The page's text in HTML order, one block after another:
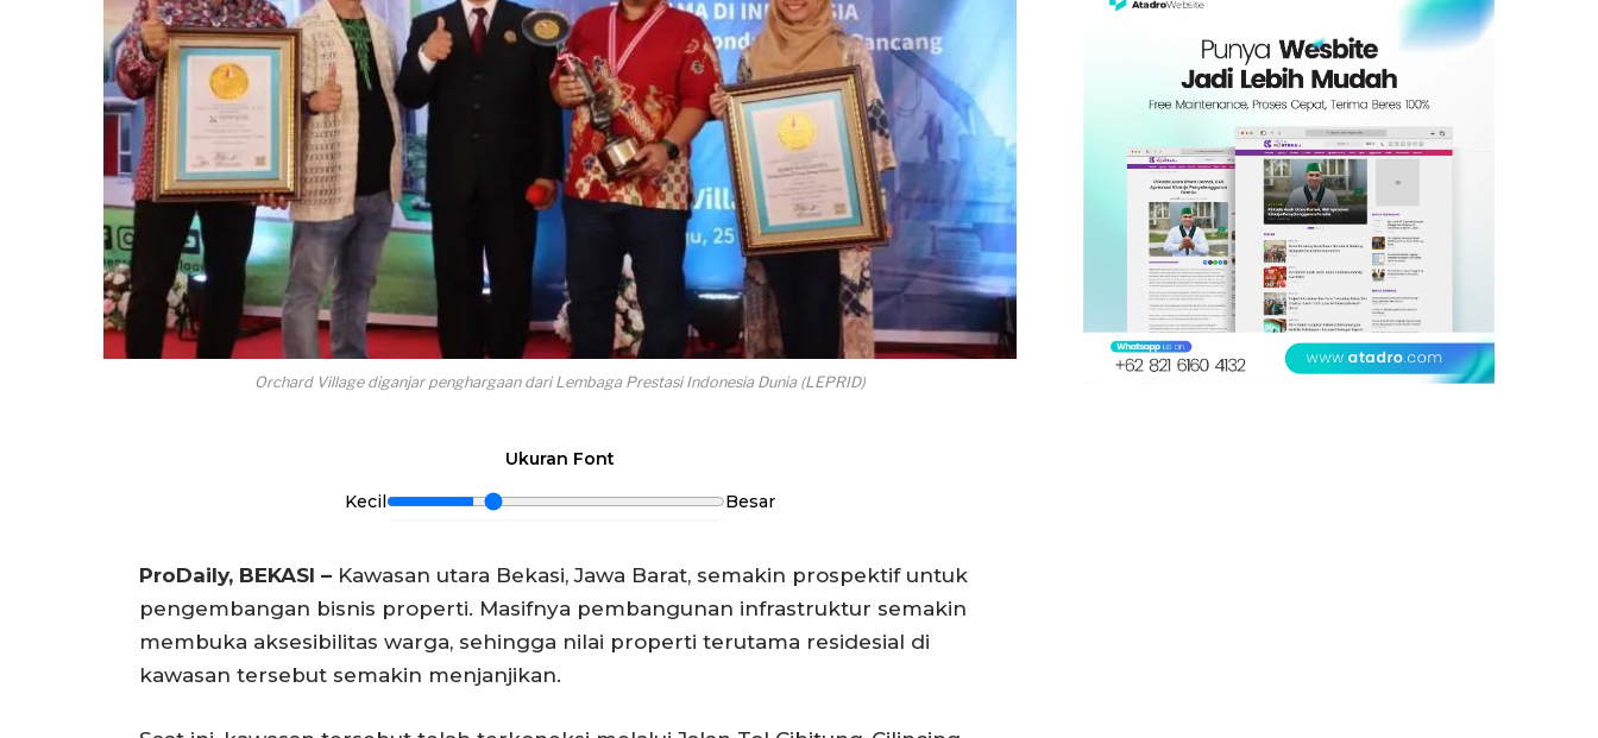
Orchard Village diganjar penghargaan dari Lembaga Prestasi Indonesia Dunia (LEPRID)
Ukuran Font
Kecil
Besar
ProDaily, BEKASI – Kawasan utara Bekasi, Jawa Barat, semakin prospektif untuk
pengembangan bisnis properti. Masifnya pembangunan infrastruktur semakin
membuka aksesibilitas warga, sehingga nilai properti terutama residesial di
kawasan tersebut semakin menjanjikan.